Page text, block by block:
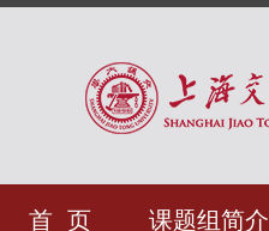
首 页 课题组简介